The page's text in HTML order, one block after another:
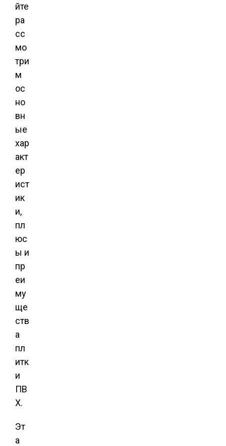
йте
ра
сс
мо
три
м
ос
но
вн
ые
хар
акт
ер
ист
ик
и,
пл
юс
ы и
пр
еи
му
ще
ств
а
пл
итк
и
ПВ
Х.
Эт
а